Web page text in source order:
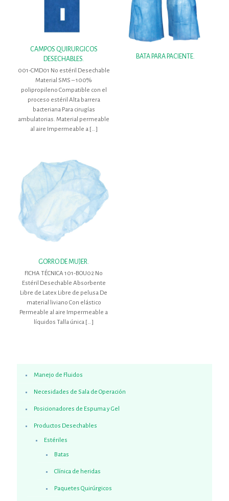
CAMPOS QUIRURGICOS
DESECHABLES.
001-CMD01 No estéril Desechable
Material SMS – 100%
polipropileno Compatible con el
proceso estéril Alta barrera
bacteriana Para cirugías
ambulatorias. Material permeable
al aire Impermeable a […]
BATA PARA PACIENTE.
GORRO DE MUJER.
FICHA TÉCNICA 101-BOU02 No
Estéril Desechable Absorbente
Libre de Latex Libre de pelusa De
material liviano Con elástico
Permeable al aire Impermeable a
líquidos Talla única […]
Manejo de Fluidos
Necesidades de Sala de Operación
Posicionadores de Espuma y Gel
Productos Desechables
Estériles
Batas
Clínica de heridas
Paquetes Quirúrgicos